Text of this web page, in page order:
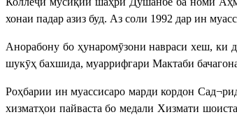
хонаи падар азиз буд. Аз соли 1992 дар ин
Анорабону бо ҳунаромӯзони навраси хеш, ки
шукӯҳ бахшида, муаррифгари Мактаби
Роҳбарии ин муассисаро марди кордон
хизматҳои пайваста бо медали Хизмати